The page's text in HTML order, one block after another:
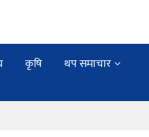
कृषि
थप समाचार